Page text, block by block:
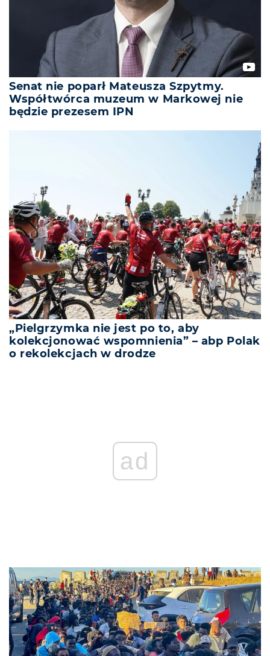
Senat nie poparł Mateusza Szpytmy.
Współtwórca muzeum w Markowej nie
będzie prezesem IPN
„Pielgrzymka nie jest po to, aby
kolekcjonować wspomnienia” – abp Polak
o rekolekcjach w drodze
ad